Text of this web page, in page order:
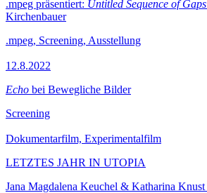
.mpeg präsentiert: Untitled Sequence of Gaps
Kirchenbauer
.mpeg, Screening, Ausstellung
12.8.2022
Echo bei Bewegliche Bilder
Screening
Dokumentarfilm, Experimentalfilm
LETZTES JAHR IN UTOPIA
Jana Magdalena Keuchel & Katharina Knust